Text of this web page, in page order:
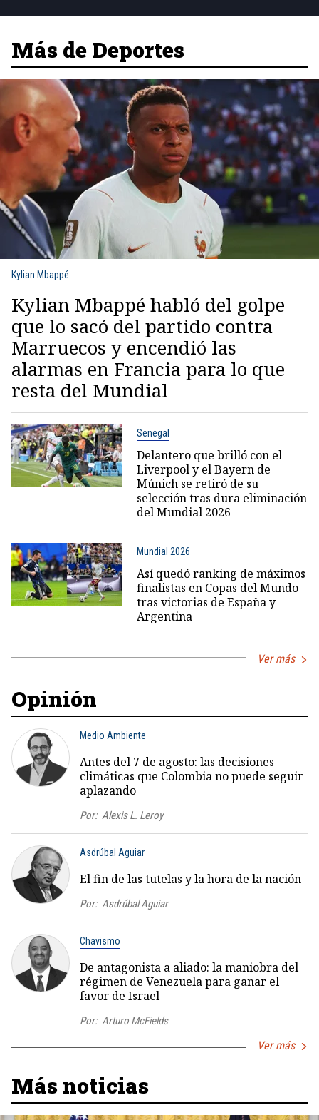
Más de Deportes
Kylian Mbappé
Kylian Mbappé habló del golpe
que lo sacó del partido contra
Marruecos y encendió las
alarmas en Francia para lo que
resta del Mundial
Senegal
Delantero que brilló con el
Liverpool y el Bayern de
Múnich se retiró de su
selección tras dura eliminación
del Mundial 2026
Mundial 2026
Así quedó ranking de máximos
finalistas en Copas del Mundo
tras victorias de España y
Argentina
Ver más
Opinión
Medio Ambiente
Antes del 7 de agosto: las decisiones
climáticas que Colombia no puede seguir
aplazando
Por: Alexis L. Leroy
Asdrúbal Aguiar
El fin de las tutelas y la hora de la nación
Por: Asdrúbal Aguiar
Chavismo
De antagonista a aliado: la maniobra del
régimen de Venezuela para ganar el
favor de Israel
Por: Arturo McFields
Ver más
Más noticias